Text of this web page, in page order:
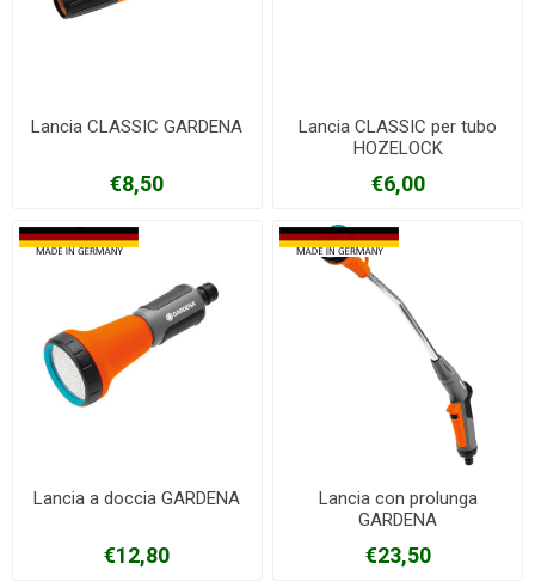
Lancia CLASSIC GARDENA
€8,50
Lancia CLASSIC per tubo
HOZELOCK
€6,00
Lancia a doccia GARDENA
€12,80
Lancia con prolunga
GARDENA
€23,50